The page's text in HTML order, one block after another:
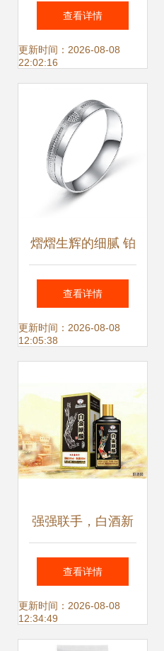
臻 不锈钢铂金复底
汤锅，悦享中式烹
查看详情
更新时间：2026-08-08
22:02:16
熠熠生辉的细腻 铂
金戒指摄影之美
查看详情
更新时间：2026-08-08
12:05:38
强强联手，白酒新
篇章——茅台系白
金原酿走进长沙的
查看详情
更新时间：2026-08-08
12:34:49